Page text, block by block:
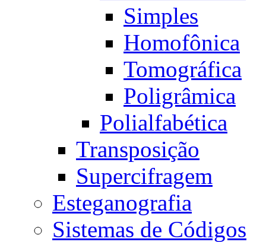
Simples
Homofônica
Tomográfica
Poligrâmica
Polialfabética
Transposição
Supercifragem
Esteganografia
Sistemas de Códigos